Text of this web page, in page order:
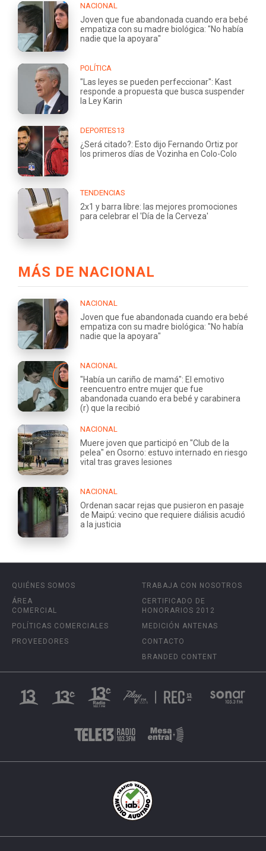
NACIONAL
Joven que fue abandonada cuando era bebé
empatiza con su madre biológica: "No había
nadie que la apoyara"
POLÍTICA
"Las leyes se pueden perfeccionar": Kast
responde a propuesta que busca suspender
la Ley Karin
DEPORTES13
¿Será citado?: Esto dijo Fernando Ortiz por
los primeros días de Vozinha en Colo-Colo
TENDENCIAS
2x1 y barra libre: las mejores promociones
para celebrar el 'Día de la Cerveza'
MÁS DE NACIONAL
NACIONAL
Joven que fue abandonada cuando era bebé
empatiza con su madre biológica: "No había
nadie que la apoyara"
NACIONAL
"Había un cariño de mamá": El emotivo
reencuentro entre mujer que fue
abandonada cuando era bebé y carabinera
(r) que la recibió
NACIONAL
Muere joven que participó en "Club de la
pelea" en Osorno: estuvo internado en riesgo
vital tras graves lesiones
NACIONAL
Ordenan sacar rejas que pusieron en pasaje
de Maipú: vecino que requiere diálisis acudió
a la justicia
QUIÉNES SOMOS
ÁREA
COMERCIAL
POLÍTICAS COMERCIALES
PROVEEDORES
TRABAJA CON NOSOTROS
CERTIFICADO DE
HONORARIOS 2012
MEDICIÓN ANTENAS
CONTACTO
BRANDED CONTENT